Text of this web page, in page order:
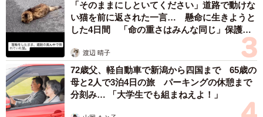
「そのままにしといてください」道路で動けな
い猫を前に返された一言… 懸命に生きようと
した4日間 「命の重さはみんな同じ」保護団
渡辺 晴子
72歳父、軽自動車で新潟から四国まで 65歳の
母と2人で3泊4日の旅 パーキングの休憩まで
分刻み… 「大学生でも組まねえよ！」